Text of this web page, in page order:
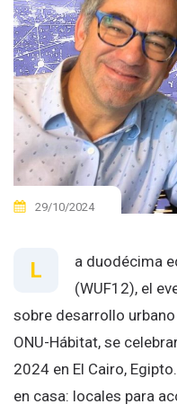
29/10/2024
L
a duodécima
(WUF12), el
sobre desarrollo
ONU-Hábitat, se
2024 en El Cairo,
en casa: locales para